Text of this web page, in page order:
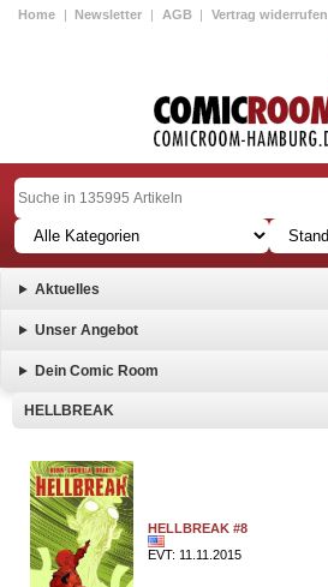
Home | Newsletter | AGB | Vertrag widerrufen
Aktuelles
Unser Angebot
Dein Comic Room
HELLBREAK
HELLBREAK #8
EVT: 11.11.2015